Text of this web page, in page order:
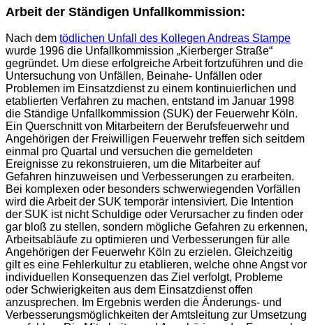
Arbeit der Ständigen Unfallkommission:
Nach dem tödlichen Unfall des Kollegen Andreas Stampe
wurde 1996 die Unfallkommission „Kierberger Straße“
gegründet. Um diese erfolgreiche Arbeit fortzuführen und die
Untersuchung von Unfällen, Beinahe- Unfällen oder
Problemen im Einsatzdienst zu einem kontinuierlichen und
etablierten Verfahren zu machen, entstand im Januar 1998
die Ständige Unfallkommission (SUK) der Feuerwehr Köln.
Ein Querschnitt von Mitarbeitern der Berufsfeuerwehr und
Angehörigen der Freiwilligen Feuerwehr treffen sich seitdem
einmal pro Quartal und versuchen die gemeldeten
Ereignisse zu rekonstruieren, um die Mitarbeiter auf
Gefahren hinzuweisen und Verbesserungen zu erarbeiten.
Bei komplexen oder besonders schwerwiegenden Vorfällen
wird die Arbeit der SUK temporär intensiviert. Die Intention
der SUK ist nicht Schuldige oder Verursacher zu finden oder
gar bloß zu stellen, sondern mögliche Gefahren zu erkennen,
Arbeitsabläufe zu optimieren und Verbesserungen für alle
Angehörigen der Feuerwehr Köln zu erzielen. Gleichzeitig
gilt es eine Fehlerkultur zu etablieren, welche ohne Angst vor
individuellen Konsequenzen das Ziel verfolgt, Probleme
oder Schwierigkeiten aus dem Einsatzdienst offen
anzusprechen. Im Ergebnis werden die Änderungs- und
Verbesserungsmöglichkeiten der Amtsleitung zur Umsetzung